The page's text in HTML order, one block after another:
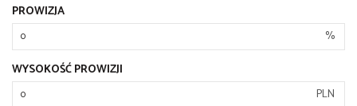
PROWIZJA
%
WYSOKOŚĆ PROWIZJI
PLN